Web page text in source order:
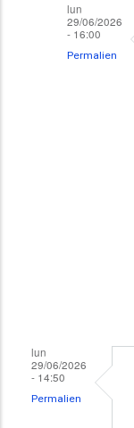
lun
29/06/2026
- 16:00
Permalien
lun
29/06/2026
- 14:50
Permalien